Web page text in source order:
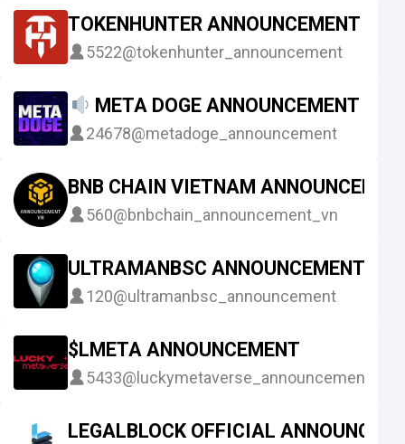
TOKENHUNTER ANNOUNCEMENT
5522@tokenhunter_announcement
META DOGE ANNOUNCEMENT
24678@metadoge_announcement
BNB CHAIN VIETNAM
560@bnbchain_announcement_vn
ULTRAMANBSC ANNOUNCEMENT
120@ultramanbsc_announcement
$LMETA ANNOUNCEMENT
5433@luckymetaverse_announcement
LEGALBLOCK OFFICIAL